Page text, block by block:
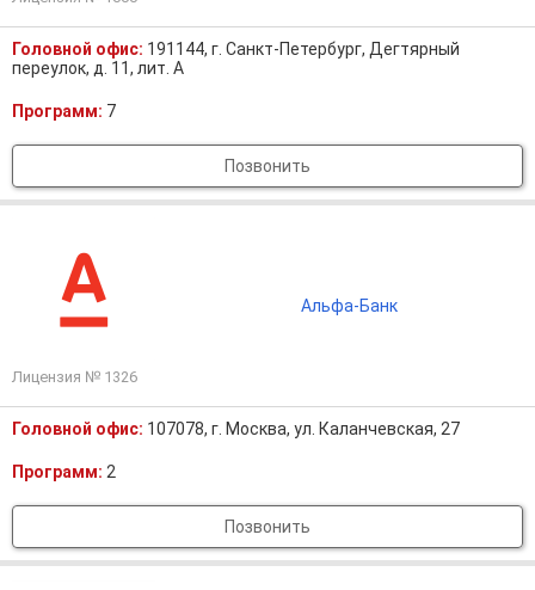
Головной офис: 191144, г. Санкт-Петербург, Дегтярный
переулок, д. 11, лит. А
Программ: 7
Позвонить
Лицензия № 1326
Альфа-Банк
Головной офис: 107078, г. Москва, ул. Каланчевская, 27
Программ: 2
Позвонить